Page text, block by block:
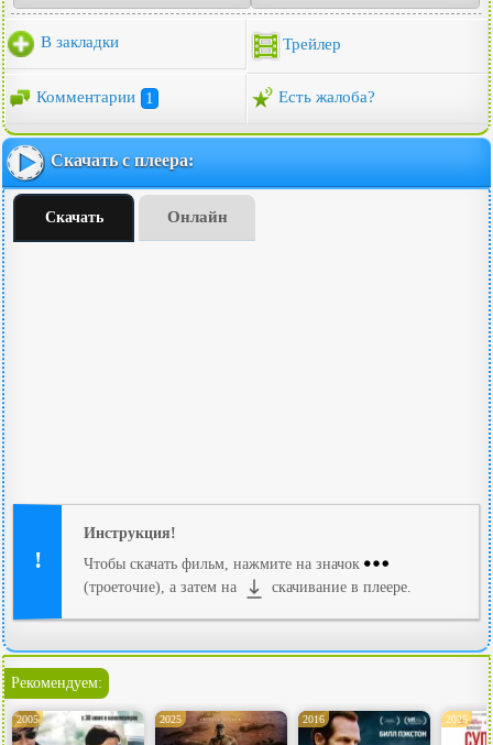
В закладки Трейлер
Комментарии 1 Есть жалоба?
Скачать с плеера:
Скачать Онлайн
Инструкция!
Чтобы скачать фильм, нажмите на значок
(троеточие), а затем на
скачивание в плеере.
Рекомендуем:
2005 2025 2016 2025